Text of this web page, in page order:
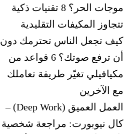
موجات الحر؟ 8 تقنيات ذكية
تتجاوز المكيفات التقليدية
كيف تجعل الناس تحترمك دون
أن ترفع صوتك؟ 6 قواعد من
مكيافيلي تغيّر ‏طريقة تعاملك
مع الآخرين
العمل العميق (Deep Work) –
كال نيوبورت: مراجعة شخصية